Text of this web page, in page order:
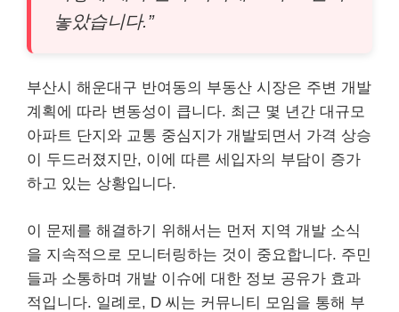
놓았습니다.”
부산시 해운대구 반여동의 부동산 시장은 주변 개발
계획에 따라 변동성이 큽니다. 최근 몇 년간 대규모
아파트 단지와 교통 중심지가 개발되면서 가격 상승
이 두드러졌지만, 이에 따른 세입자의 부담이 증가
하고 있는 상황입니다.
이 문제를 해결하기 위해서는 먼저 지역 개발 소식
을 지속적으로 모니터링하는 것이 중요합니다. 주민
들과 소통하며 개발 이슈에 대한 정보 공유가 효과
적입니다. 일례로, D 씨는 커뮤니티 모임을 통해 부